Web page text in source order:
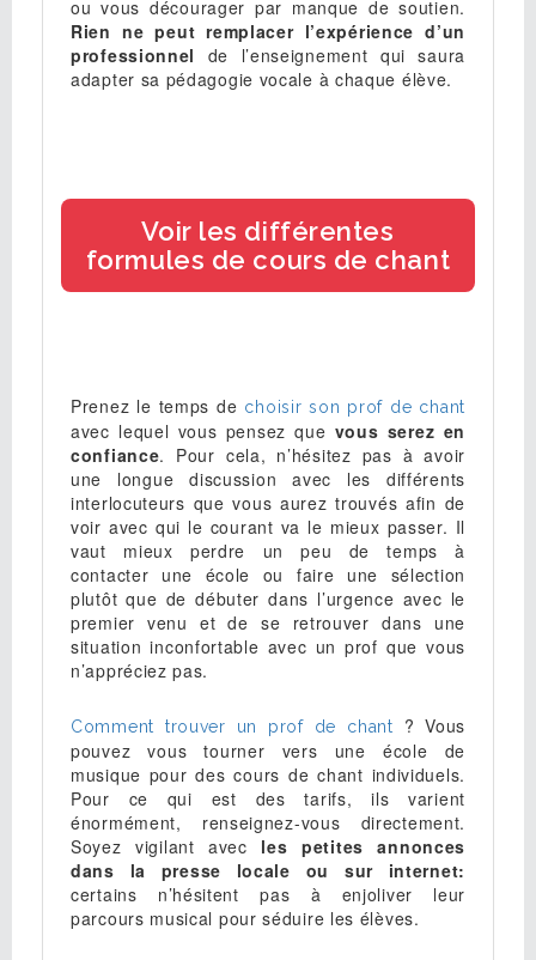
ou vous décourager par manque de soutien.
Rien ne peut remplacer l’expérience d’un
professionnel
de l’enseignement qui saura
adapter sa pédagogie vocale à chaque élève.
Voir les différentes
formules de cours de chant
Prenez le temps de choisir son prof de chant
avec lequel vous pensez que vous serez en
confiance. Pour cela, n’hésitez pas à avoir
une longue discussion avec les différents
interlocuteurs que vous aurez trouvés afin de
voir avec qui le courant va le mieux passer. Il
vaut mieux perdre un peu de temps à
contacter une école ou faire une sélection
plutôt que de débuter dans l’urgence avec le
premier venu et de se retrouver dans une
situation inconfortable avec un prof que vous
n’appréciez pas.
Comment trouver un prof de chant
? Vous
pouvez vous tourner vers une école de
musique pour des cours de chant individuels.
Pour ce qui est des tarifs, ils varient
énormément, renseignez-vous directement.
Soyez vigilant avec les petites annonces
dans la presse locale ou sur internet:
certains n’hésitent pas à enjoliver leur
parcours musical pour séduire les élèves.